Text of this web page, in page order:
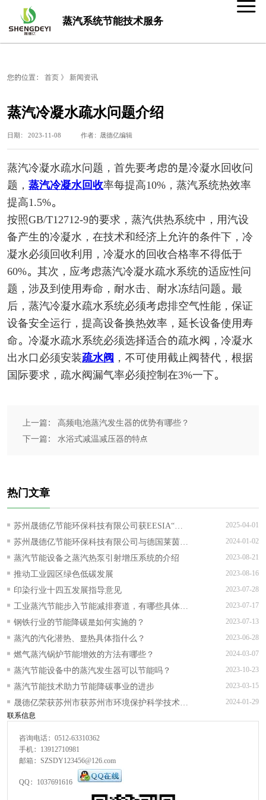
蒸汽系统节能技术服务
您的位置： 首页 》 新闻资讯
蒸汽冷凝水疏水问题介绍
日期： 2023-11-08 作者：晟德亿编辑
蒸汽冷凝水疏水问题，首先要考虑的是冷凝水回收问
题， 蒸汽冷凝水回收率每提高10%，蒸汽系统热效率
提高1.5%。
按照GB/T12712-9的要求，蒸汽供热系统中，用汽设
备产生的冷凝水，在技术和经济上允许的条件下，冷
凝水必须回收利用，冷凝水的回收合格率不得低于
60%。其次，应考虑蒸汽冷凝水疏水系统的适应性问
题，涉及到使用寿命，耐水击、耐水冻结问题。最
后，蒸汽冷凝水疏水系统必须考虑排空气性能，保证
设备安全运行，提高设备换热效率，延长设备使用寿
命。冷凝水疏水系统必须选择适合的疏水阀，冷凝水
出水口必须安装疏水阀 ，不可使用截止阀替代，根据
国际要求，疏水阀漏气率必须控制在3%一下。
上一篇： 高频电池蒸汽发生器的优势有哪些？
下一篇： 水浴式减温减压器的特点
热门文章
苏州晟德亿节能环保科技有限公司获EESIA“节
能降碳技术服务能力评价AAA级”证书！
2025-04-01
苏州晟德亿节能环保科技有限公司与德国莱茵
TUV可持续发展战略合作正式签约
2024-01-02
蒸汽节能设备之蒸汽热泵引射增压系统的介绍 2023-08-21
推动工业园区绿色低碳发展 2023-08-16
印染行业十四五发展指导意见 2023-07-28
工业蒸汽节能步入节能减排赛道，有哪些具体的
实施措施？
2023-07-17
钢铁行业的节能降碳是如何实施的？ 2023-07-13
蒸汽的汽化潜热、显热具体指什么？ 2023-06-28
燃气蒸汽锅炉节能增效的方法有哪些？ 2024-03-07
蒸汽节能设备中的蒸汽发生器可以节能吗？ 2023-10-23
蒸汽节能技术助力节能降碳事业的进步 2023-03-15
晟德亿荣获苏州市获苏州市环境保护科学技术一
等奖等多项奖项
2024-01-29
联系信息
咨询电话：0512-63310362
手机：13912710981
邮箱：SZSDY123456@126.com
QQ：1037691616